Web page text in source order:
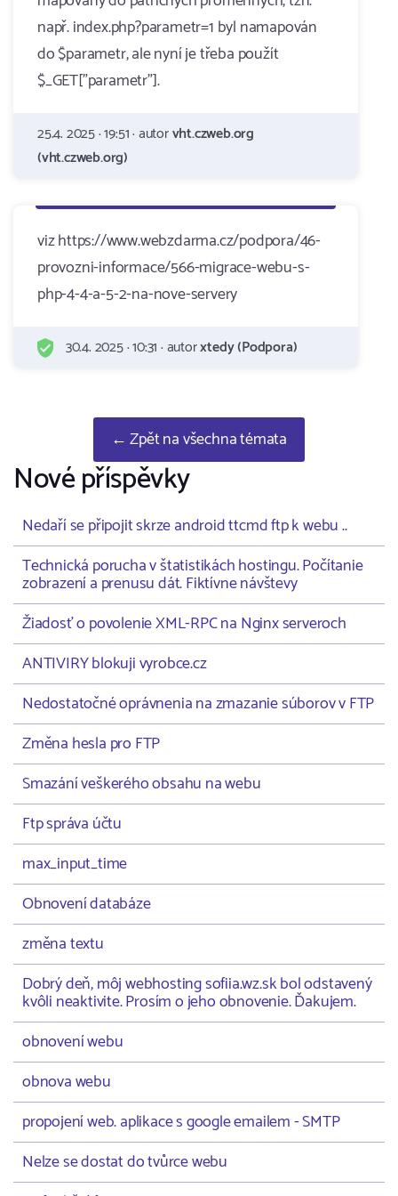
např. index.php?parametr=1 byl namapován
do $parametr, ale nyní je třeba použít
$_GET["parametr"].
25.4. 2025 · 19:51 · autorvht.czweb.org
(vht.czweb.org)
viz https://www.webzdarma.cz/podpora/46-
provozni-informace/566-migrace-webu-s-
php-4-4-a-5-2-na-nove-servery
30.4. 2025 · 10:31 · autorxtedy (Podpora)
← Zpět na všechna témata
Nové příspěvky
Nedaří se připojit skrze android ttcmd ftp k webu ..
Technická porucha v štatistikách hostingu. Počítanie
zobrazení a prenusu dát. Fiktívne návštevy
Žiadosť o povolenie XML-RPC na Nginx serveroch
ANTIVIRY blokuji vyrobce.cz
Nedostatočné oprávnenia na zmazanie súborov v FTP
Změna hesla pro FTP
Smazání veškerého obsahu na webu
Ftp správa účtu
max_input_time
Obnovení databáze
změna textu
Dobrý deň, môj webhosting sofiia.wz.sk bol odstavený
kvôli neaktivite. Prosím o jeho obnovenie. Ďakujem.
obnovení webu
obnova webu
propojení web. aplikace s google emailem - SMTP
Nelze se dostat do tvůrce webu